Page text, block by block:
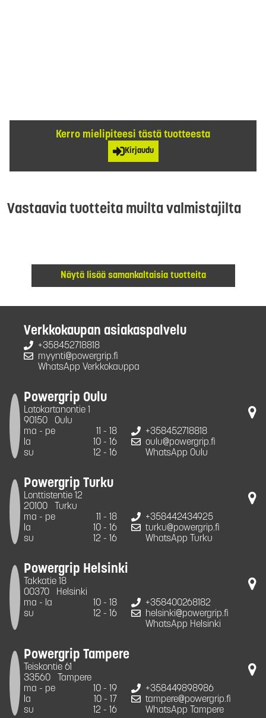
Kerro mielipiteesi tästä tuotteesta
Kirjaudu
Vastaavia tuotteita muilta valmistajilta
Näytä lisää samankaltaisia tuotteita
Verkkokaupan asiakaspalvelu
+358452718818
myynti@powergrip.fi
WhatsApp Verkkokauppa
Powergrip Oulu
Latokartanontie 1
90150
Oulu
ma - pe
11 - 18
la
10 - 16
su
12 - 16
+358452718818
oulu@powergrip.fi
WhatsApp Oulu
Powergrip Turku
Lonttistentie 12
20100
Turku
ma - pe
11 - 18
la
10 - 16
su
12 - 16
+358442434925
turku@powergrip.fi
WhatsApp Turku
Powergrip Helsinki
Takkatie 18
00370
Helsinki
ma - la
10 - 18
su
12 - 16
+358400268182
helsinki@powergrip.fi
WhatsApp Helsinki
Powergrip Tampere
Teiskontie 61
33560
Tampere
ma - pe
10 - 19
la
10 - 17
su
12 - 16
+358449898986
tampere@powergrip.fi
WhatsApp Tampere